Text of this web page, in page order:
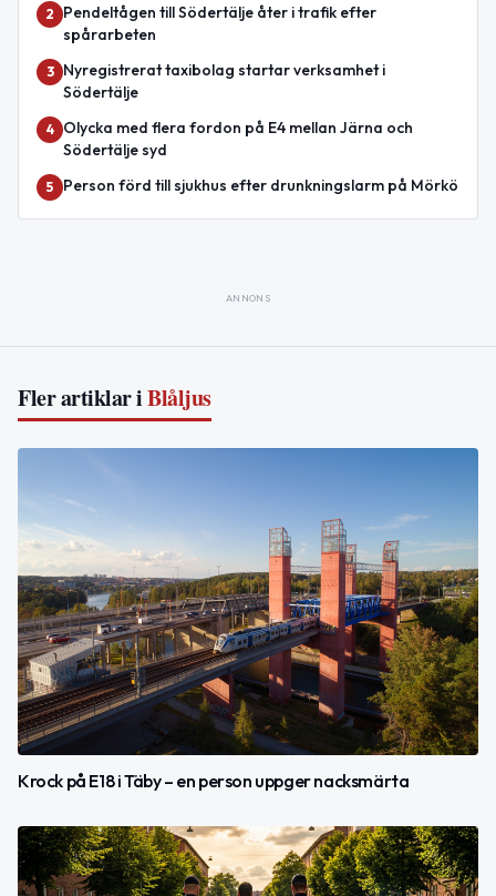
2
Pendeltågen till Södertälje åter i trafik efter
spårarbeten
3
Nyregistrerat taxibolag startar verksamhet i
Södertälje
4
Olycka med flera fordon på E4 mellan Järna och
Södertälje syd
5 Person förd till sjukhus efter drunkningslarm på Mörkö
ANNONS
Fler artiklar iBlåljus
Krock på E18 i Täby – en person uppger nacksmärta